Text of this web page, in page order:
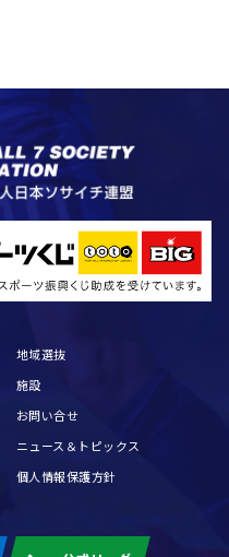
地域選抜
施設
お問い合せ
ニュース＆トピックス
個人情報保護方針